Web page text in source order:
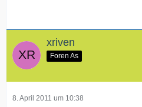
xriven
Foren As
8. April 2011 um 10:38